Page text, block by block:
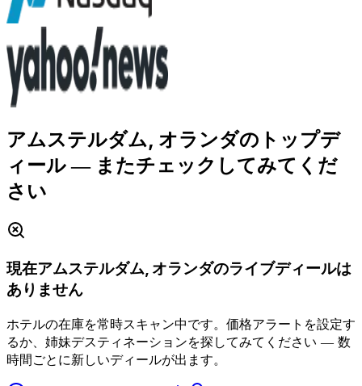
アムステルダム, オランダのトップデ
ィール ― またチェックしてみてくだ
さい
現在アムステルダム, オランダのライブディールは
ありません
ホテルの在庫を常時スキャン中です。価格アラートを設定す
るか、姉妹デスティネーションを探してみてください ― 数
時間ごとに新しいディールが出ます。